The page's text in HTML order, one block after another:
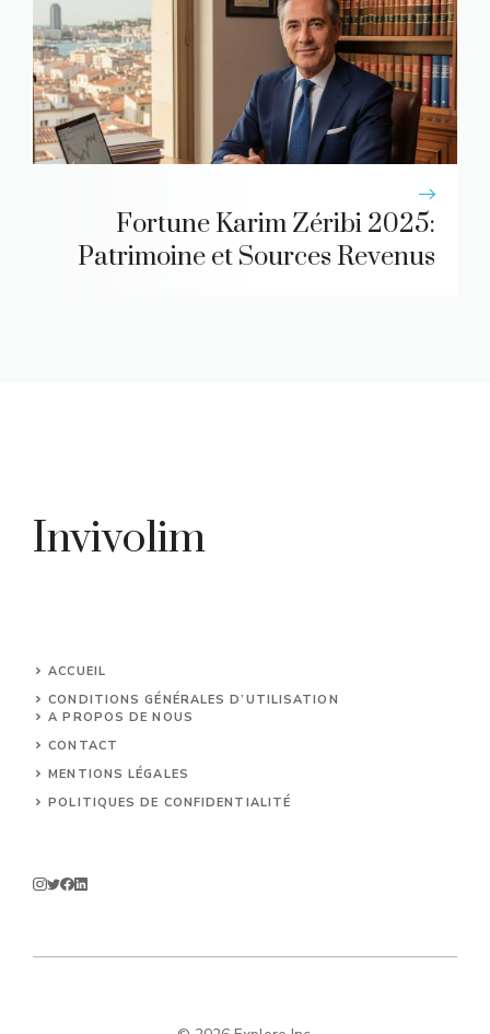
Fortune Karim Zéribi 2025:
Patrimoine et Sources Revenus
Invivolim
ACCUEIL
CONDITIONS GÉNÉRALES D’UTILISATION
A PROPOS DE NOUS
CONTACT
MENTIONS LÉGALES
POLITIQUES DE CONFIDENTIALITÉ